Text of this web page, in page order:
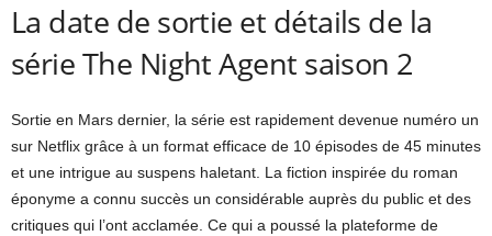
La date de sortie et détails de la
série The Night Agent saison 2
Sortie en Mars dernier, la série est rapidement devenue numéro un
sur Netflix grâce à un format efficace de 10 épisodes de 45 minutes
et une intrigue au suspens haletant. La fiction inspirée du roman
éponyme a connu succès un considérable auprès du public et des
critiques qui l’ont acclamée. Ce qui a poussé la plateforme de